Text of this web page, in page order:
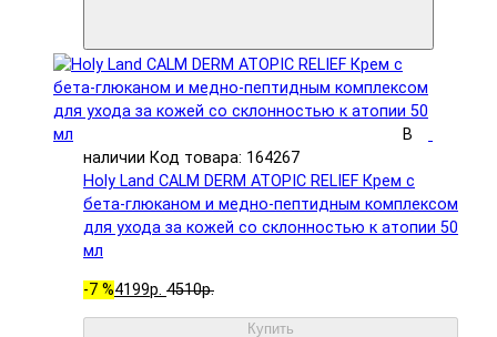
В
наличии Код товара: 164267
Holy Land CALM DERM ATOPIC RELIEF Крем с
бета-глюканом и медно-пептидным комплексом
для ухода за кожей со склонностью к атопии 50
мл
-7 %4199р. 4510р.
Купить